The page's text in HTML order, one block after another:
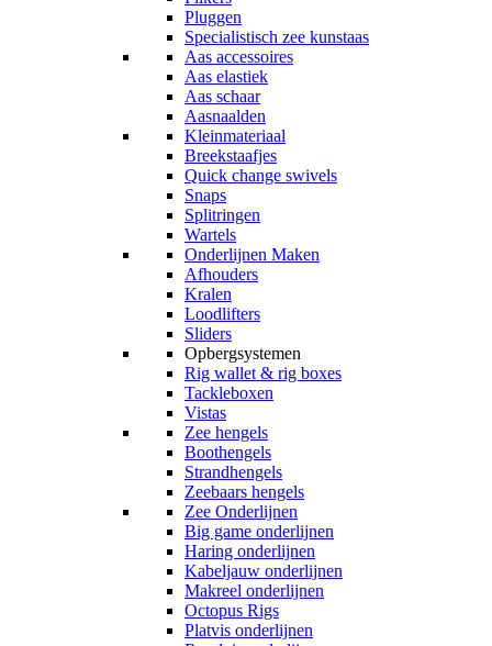
Pluggen
Specialistisch zee kunstaas
Aas accessoires
Aas elastiek
Aas schaar
Aasnaalden
Kleinmateriaal
Breekstaafjes
Quick change swivels
Snaps
Splitringen
Wartels
Onderlijnen Maken
Afhouders
Kralen
Loodlifters
Sliders
Opbergsystemen
Rig wallet & rig boxes
Tackleboxen
Vistas
Zee hengels
Boothengels
Strandhengels
Zeebaars hengels
Zee Onderlijnen
Big game onderlijnen
Haring onderlijnen
Kabeljauw onderlijnen
Makreel onderlijnen
Octopus Rigs
Platvis onderlijnen